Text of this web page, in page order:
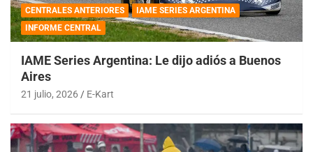
CENTRALES ANTERIORES
IAME SERIES ARGENTINA
INFORME CENTRAL
IAME Series Argentina: Le dijo adiós a Buenos
Aires
21 julio, 2026 E-Kart